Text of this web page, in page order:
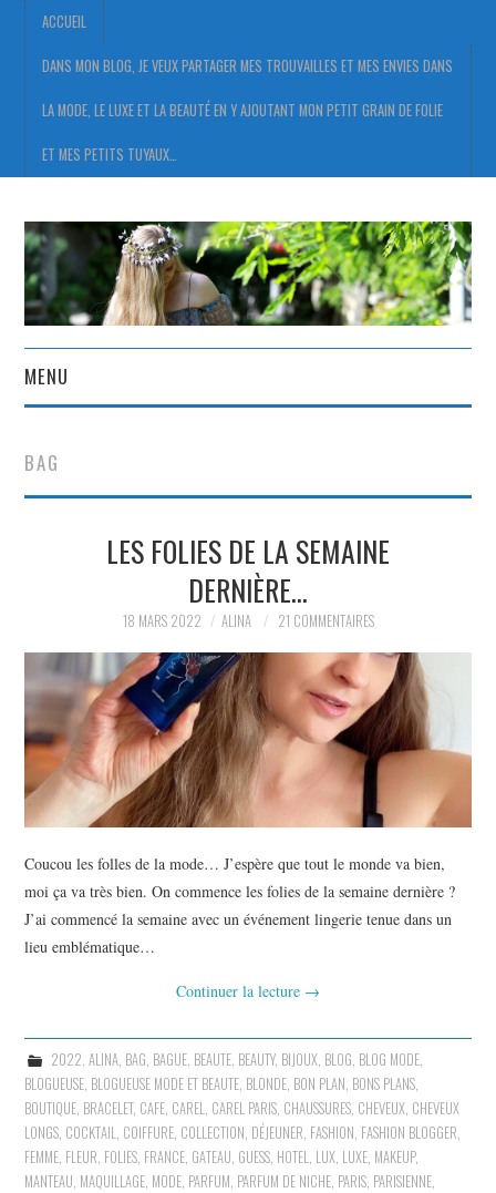
ACCUEIL
DANS MON BLOG, JE VEUX PARTAGER MES TROUVAILLES ET MES ENVIES DANS
LA MODE, LE LUXE ET LA BEAUTÉ EN Y AJOUTANT MON PETIT GRAIN DE FOLIE
ET MES PETITS TUYAUX…
MENU
PARTAGER MES
TROUVAILLES ET MES
ENVIES DANS LA MODE, LE
LUXE ET LA BEAUTÉ EN Y
AJOUTANT MON PETIT
GRAIN DE FOLIE ET MES
PETITS TUYAUX…
BAG
LES FOLIES DE LA SEMAINE
DERNIÈRE…
18 MARS 2022 ALINA 21 COMMENTAIRES
Coucou les folles de la mode… J’espère que tout le monde va bien,
moi ça va très bien. On commence les folies de la semaine dernière ?
J’ai commencé la semaine avec un événement lingerie tenue dans un
lieu emblématique…
Continuer la lecture →
2022 ALINA, BAG BAGUE, BEAUTE, BEAUTY, BIJOUX, BLOG BLOG MODE,
BLOGUEUSE BLOGUEUSE MODE ET BEAUTE BLONDE BON PLAN BONS PLANS
BOUTIQUE BRACELET, CAFE CAREL CAREL PARIS CHAUSSURES CHEVEUX CHEVEUX
LONGS COCKTAIL COIFFURE COLLECTION DÉJEUNER FASHION FASHION BLOGGER
FEMME FLEUR FOLIES FRANCE GATEAU GUESS HOTEL LUX LUXE MAKEUP,
MANTEAU MAQUILLAGE MODE PARFUM PARFUM DE NICHE PARIS PARISIENNE